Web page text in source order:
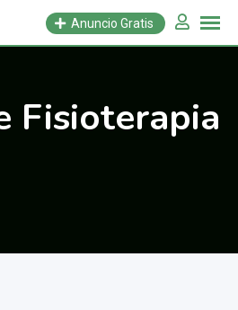
Anuncio Gratis
Fisioterapia